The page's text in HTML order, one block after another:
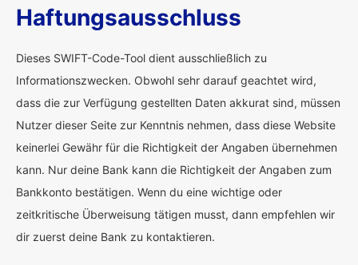
Haftungsausschluss
Dieses SWIFT-Code-Tool dient ausschließlich zu
Informationszwecken. Obwohl sehr darauf geachtet wird,
dass die zur Verfügung gestellten Daten akkurat sind, müssen
Nutzer dieser Seite zur Kenntnis nehmen, dass diese Website
keinerlei Gewähr für die Richtigkeit der Angaben übernehmen
kann. Nur deine Bank kann die Richtigkeit der Angaben zum
Bankkonto bestätigen. Wenn du eine wichtige oder
zeitkritische Überweisung tätigen musst, dann empfehlen wir
dir zuerst deine Bank zu kontaktieren.